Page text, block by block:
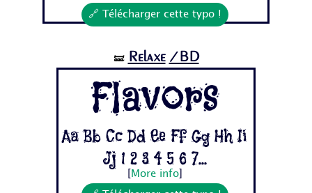
🔗 Télécharger cette typo !
🝛 Relaxe /BD
Flavors
Aa Bb Cc Dd Ee Ff Gg Hh Ii
Jj 1 2 3 4 5 6 7...
More info]